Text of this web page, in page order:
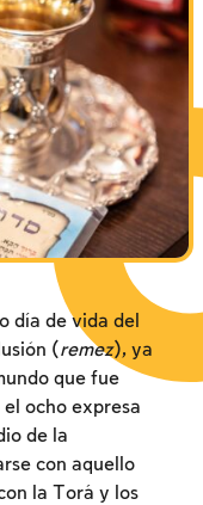
día de vida del
(remez), ya
que fue
ocho expresa
de la
con aquello
la Torá y los